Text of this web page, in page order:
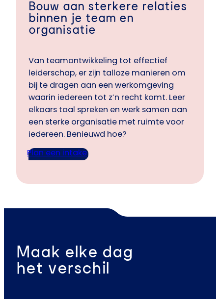
Bouw aan sterkere relaties
binnen je team en
organisatie
Van teamontwikkeling tot effectief
leiderschap, er zijn talloze manieren om
bij te dragen aan een werkomgeving
waarin iedereen tot z’n recht komt. Leer
elkaars taal spreken en werk samen aan
een sterke organisatie met ruimte voor
iedereen. Benieuwd hoe?
Plan een intake
Maak elke dag
het verschil